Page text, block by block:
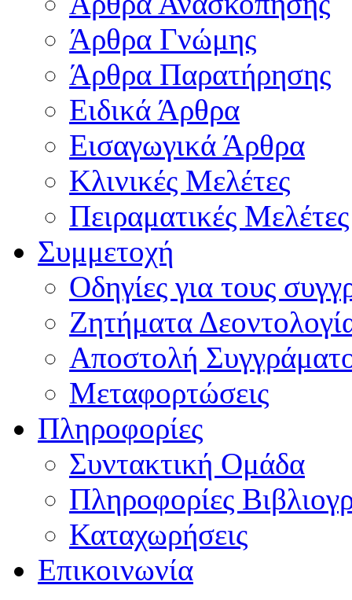
Άρθρα Γνώμης
Άρθρα Παρατήρησης
Ειδικά Άρθρα
Εισαγωγικά Άρθρα
Κλινικές Μελέτες
Πειραματικές Μελέτες
Συμμετοχή
Οδηγίες για τους
Ζητήματα
Αποστολή
Μεταφορτώσεις
Πληροφορίες
Συντακτική Ομάδα
Πληροφορίες
Καταχωρήσεις
Επικοινωνία